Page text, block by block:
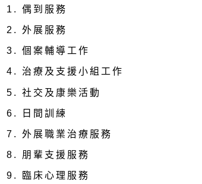
偶到服務
外展服務
個案輔導工作
治療及支援小組工作
社交及康樂活動
日間訓練
外展職業治療服務
朋輩支援服務
臨床心理服務